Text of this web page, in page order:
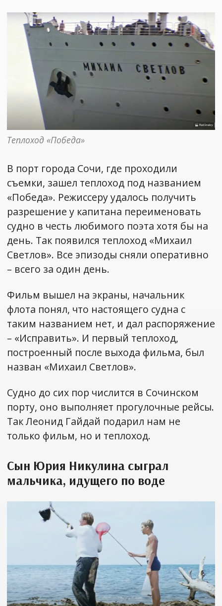
Теплоход «Победа»
В порт города Сочи, где проходили
съемки, зашел теплоход под названием
«Победа». Режиссеру удалось получить
разрешение у капитана переименовать
судно в честь любимого поэта хотя бы на
день. Так появился теплоход «Михаил
Светлов». Все эпизоды сняли оперативно
– всего за один день.
Фильм вышел на экраны, начальник
флота понял, что настоящего судна с
таким названием нет, и дал распоряжение
– «Исправить». И первый теплоход,
построенный после выхода фильма, был
назван «Михаил Светлов».
Судно до сих пор числится в Сочинском
порту, оно выполняет прогулочные рейсы.
Так Леонид Гайдай подарил нам не
только фильм, но и теплоход.
Сын Юрия Никулина сыграл
мальчика, идущего по воде